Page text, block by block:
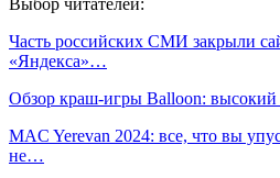
Часть российских СМИ закрыли
«Яндекса»…
Обзор краш-игры Balloon:
MAC Yerevan 2024: все, что вы
не…